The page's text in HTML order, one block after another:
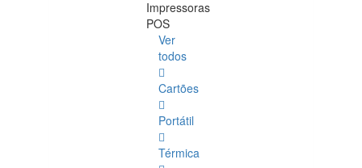
Impressoras
POS
Ver
todos
Cartões
Portátil
Térmica